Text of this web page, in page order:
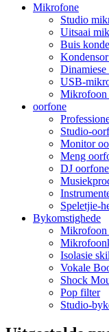
Mikrofone
Studio
Uitsaai
Buis
USB-
Mikrofoon
oorfone
Studio-
Monitor
Meng
DJ oorfone
Speletjie-
Bykomstighede
Mikrofoon
Isolasie
Vokale
Shock
Pop filter
Studio-